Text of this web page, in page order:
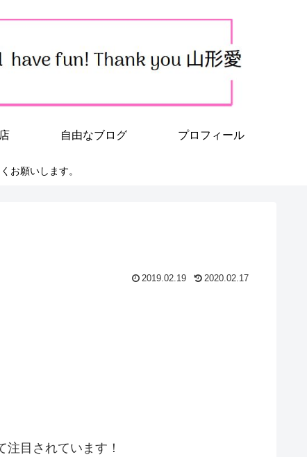
自由なブログ プロフィール
お願いします。
2019.02.19 2020.02.17
目されています！